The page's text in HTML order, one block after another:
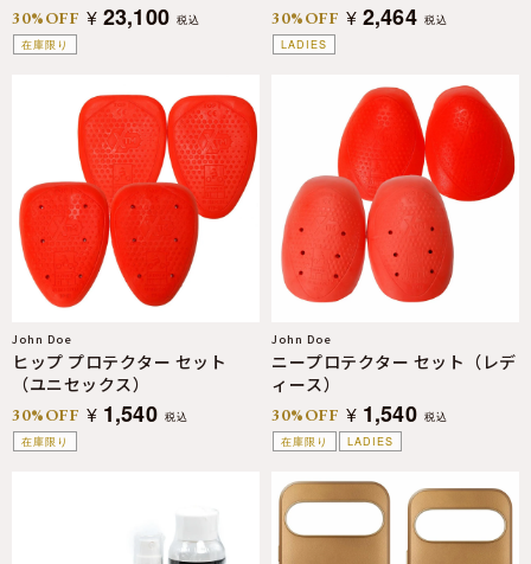
在庫限り
30%OFF ¥ 23,100 税込
LADIES
30%OFF ¥ 2,464 税込
在庫限り
John Doe
ヒップ プロテクター セット
（ユニセックス）
30%OFF ¥ 1,540 税込
在庫限り
LADIES
John Doe
ニープロテクター セット（レデ
ィース）
30%OFF ¥ 1,540 税込